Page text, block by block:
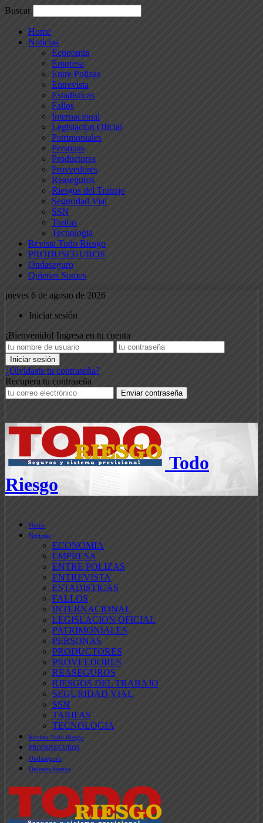
Buscar
Home
Noticias
Economia
Empresa
Entre Polizas
Entrevista
Estadisticas
Fallos
Internacional
Legislacion Oficial
Patrimoniales
Personas
Productores
Proveedores
Reaseguros
Riesgos del Trabajo
Seguridad Vial
SSN
Tarifas
Tecnologia
Revista Todo Riesgo
PRODUSEGUROS
Ondaseguro
Quienes Somos
jueves 6 de agosto de 2026
Iniciar sesión
¡Bienvenido! Ingresa en tu cuenta
¿Olvidaste tu contraseña?
Recupera tu contraseña
Todo
Riesgo
Home
Noticias
ECONOMIA
EMPRESA
ENTRE POLIZAS
ENTREVISTA
ESTADISTICAS
FALLOS
INTERNACIONAL
LEGISLACION OFICIAL
PATRIMONIALES
PERSONAS
PRODUCTORES
PROVEEDORES
REASEGUROS
RIESGOS DEL TRABAJO
SEGURIDAD VIAL
SSN
TARIFAS
TECNOLOGIA
Revista Todo Riesgo
PRODUSEGUROS
Ondaseguro
Quienes Somos